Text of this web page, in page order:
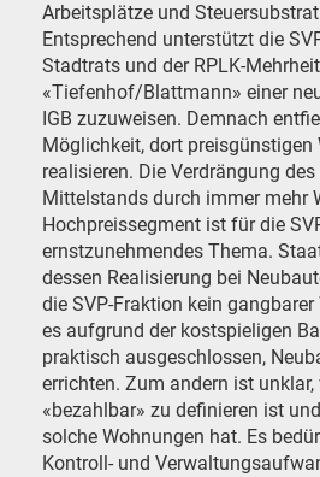
Arbeitsplätze und
Entsprechend unterstützt die
Stadtrats und der RPLK-
«Tiefenhof/Blattmann» einer
IGB zuzuweisen. Demnach
Möglichkeit, dort preisgünstigen
realisieren. Die Verdrängung
Mittelstands durch immer mehr
Hochpreissegment ist für die
ernstzunehmendes Thema.
dessen Realisierung bei
die SVP-Fraktion kein
es aufgrund der kostspieligen
praktisch ausgeschlossen,
errichten. Zum andern ist
«bezahlbar» zu definieren ist
solche Wohnungen hat. Es
Kontroll- und